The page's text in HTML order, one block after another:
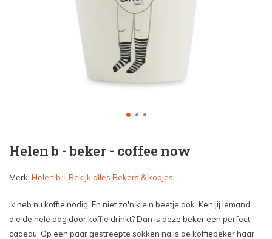
Helen b - beker - coffee now
Merk: Helen b Bekijk alles Bekers & kopjes
Ik heb nu koffie nodig. En niet zo'n klein beetje ook. Ken jij iemand
die de hele dag door koffie drinkt? Dan is deze beker een perfect
cadeau. Op een paar gestreepte sokken na is de koffiebeker haar